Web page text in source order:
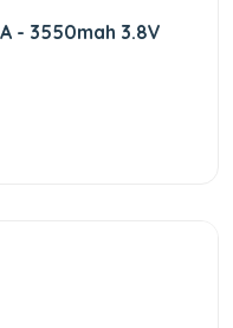
- 3550mah 3.8V